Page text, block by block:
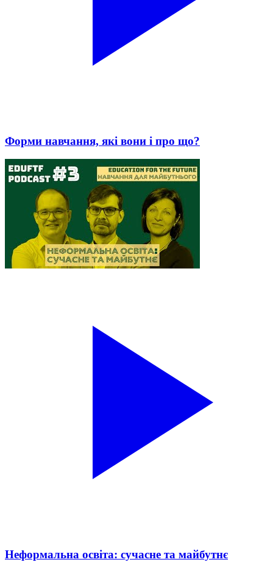
Форми навчання, які вони і про що?
Неформальна освіта: сучасне та майбутнє